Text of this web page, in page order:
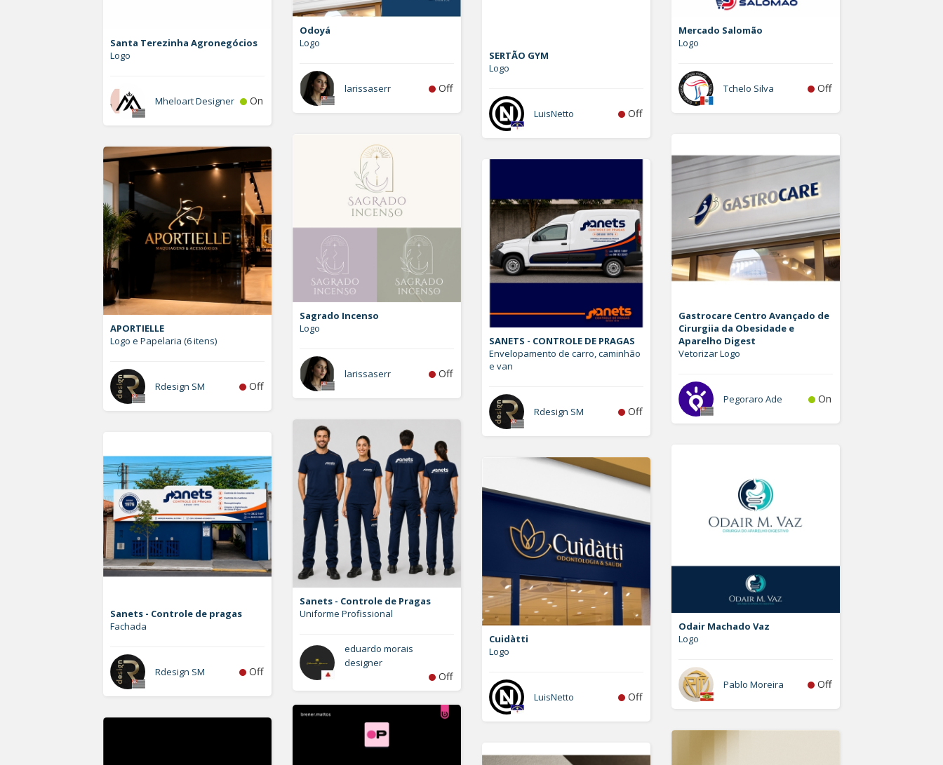
Odoyá
Logo
larissaserr Off
Mercado Salomão
Logo
Tchelo Silva Off
Santa Terezinha Agronegócios
Logo
Mheloart Designer On
SERTÃO GYM
Logo
LuisNetto Off
Sagrado Incenso
Logo
larissaserr Off
Gastrocare Centro Avançado de
Cirurgiia da Obesidade e
Aparelho Digest
Vetorizar Logo
Pegoraro Ade On
APORTIELLE
Logo e Papelaria (6 itens)
Rdesign SM Off
SANETS - CONTROLE DE PRAGAS
Envelopamento de carro, caminhão
e van
Rdesign SM Off
Sanets - Controle de Pragas
Uniforme Profissional
eduardo morais
designer
Off
Sanets - Controle de pragas
Fachada
Rdesign SM Off
Odair Machado Vaz
Logo
Pablo Moreira Off
Cuidàtti
Logo
LuisNetto Off